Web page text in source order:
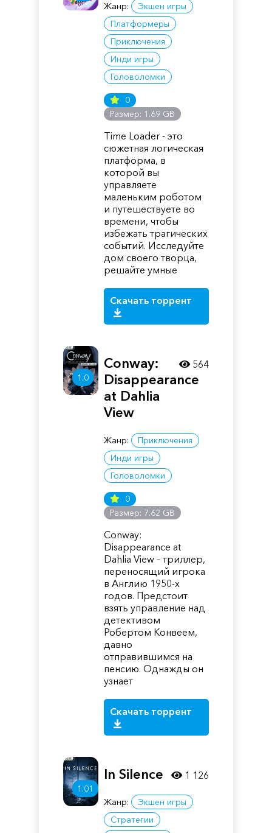
Жанр:
Экшен игры
Платформеры
Приключения
Инди игры
Головоломки
0
Размер: 1.69 GB
Time Loader - это
сюжетная логическая
платформа, в
которой вы
управляете
маленьким роботом
и путешествуете во
времени, чтобы
избежать трагических
событий. Исследуйте
дом своего творца,
решайте умные
Скачать торрент
1.0
Conway:
Disappearance
at Dahlia
View
Жанр:
Приключения
Инди игры
Головоломки
0
Размер: 7.62 GB
Conway:
Disappearance at
Dahlia View – триллер,
переносящий игрока
в Англию 1950-х
годов. Предстоит
взять управление над
детективом
Робертом Конвеем,
давно
отправившимся на
пенсию. Однажды он
узнает
Скачать торрент
564
1.01
In Silence
Жанр:
Экшен игры
Стратегии
1 126